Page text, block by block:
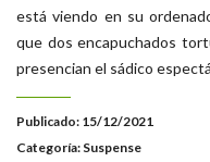
está viendo en su
que dos encapuchados
presencian el sádico
Publicado: 15/12/2021
Categoría: Suspense